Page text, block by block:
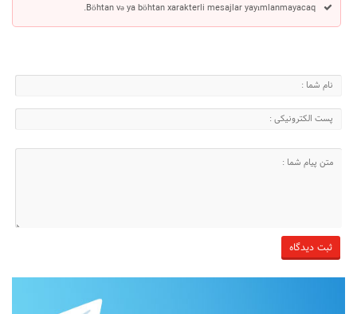
Böhtan və ya böhtan xarakterli mesajlar yayımlanmayacaq.